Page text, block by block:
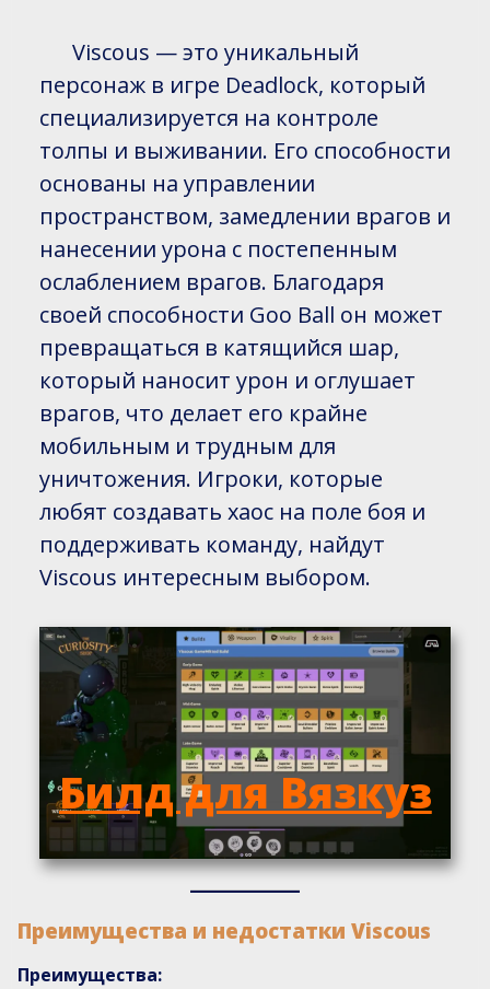
Viscous — это уникальный
персонаж в игре Deadlock, который
специализируется на контроле
толпы и выживании. Его способности
основаны на управлении
пространством, замедлении врагов и
нанесении урона с постепенным
ослаблением врагов. Благодаря
своей способности Goo Ball он может
превращаться в катящийся шар,
который наносит урон и оглушает
врагов, что делает его крайне
мобильным и трудным для
уничтожения. Игроки, которые
любят создавать хаос на поле боя и
поддерживать команду, найдут
Viscous интересным выбором.
Билд для Вязкуз
Преимущества и недостатки Viscous
Преимущества: